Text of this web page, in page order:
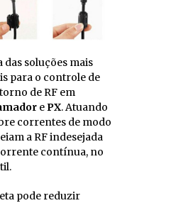
das soluções mais
para o controle de
de RF em
ePX. Atuando
correntes de modo
a RF indesejada
contínua, no
pode reduzir